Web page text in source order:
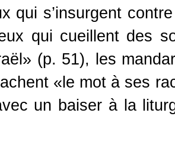
qui s’insurgent
qui cueillent des
(p. 51), les
«le mot à ses
un baiser à la